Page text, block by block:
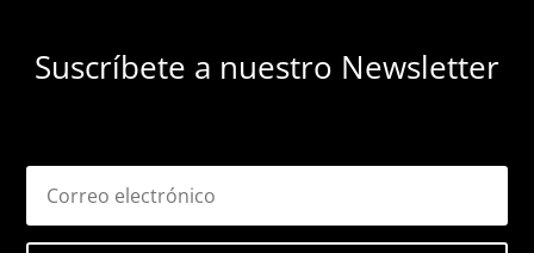
Suscríbete a nuestro Newsletter